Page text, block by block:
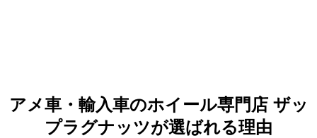
アメ車・輸入車のホイール専門店 ザッ
プラグナッツが選ばれる理由